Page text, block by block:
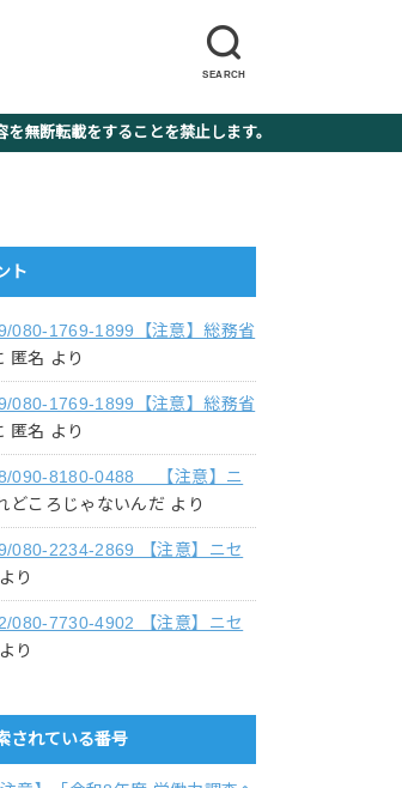
SEARCH
断転載をすることを禁止します。
ト
080-1769-1899【注意】総務省
匿名 より
080-1769-1899【注意】総務省
匿名 より
090-8180-0488 【注意】ニ
どころじゃないんだ より
080-2234-2869 【注意】ニセ
より
080-7730-4902 【注意】ニセ
より
されている番号